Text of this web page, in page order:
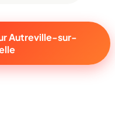
Autreville-sur-